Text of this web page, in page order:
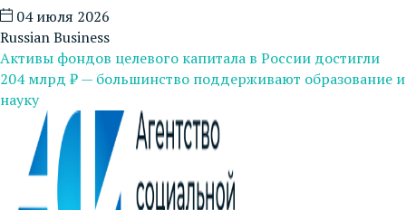
04 июля 2026
Russian Business
Активы фондов целевого капитала в России достигли
204 млрд ₽ — большинство поддерживают образование и
науку